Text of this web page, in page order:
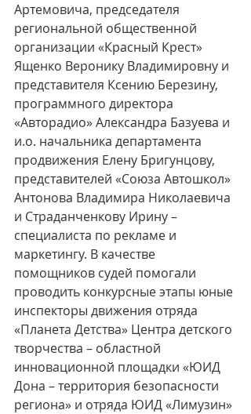
Артемовича, председателя
региональной общественной
организации «Красный Крест»
Ященко Веронику Владимировну и
представителя Ксению Березину,
программного директора
«Авторадио» Александра Базуева и
и.о. начальника департамента
продвижения Елену Бригунцову,
представителей «Союза Автошкол»
Антонова Владимира Николаевича
и Страданченкову Ирину –
специалиста по рекламе и
маркетингу. В качестве
помощников судей помогали
проводить конкурсные этапы юные
инспекторы движения отряда
«Планета Детства» Центра детского
творчества – областной
инновационной площадки «ЮИД
Дона – территория безопасности
региона» и отряда ЮИД «Лимузин»